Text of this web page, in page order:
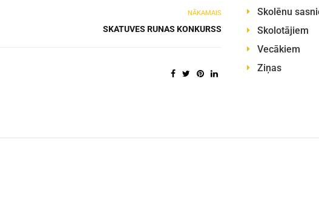
NĀKAMAIS
SKATUVES RUNAS KONKURSS
Skolēnu
Skolotājiem
Vecākiem
Ziņas